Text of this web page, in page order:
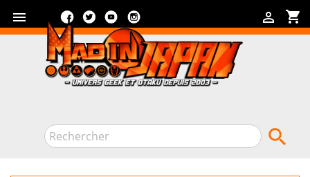
 shopping_cart

FacebookTwitterYouTube
